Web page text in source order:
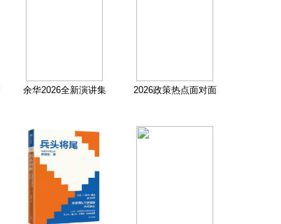
余华2026全新演讲集 2026政策热点面对面